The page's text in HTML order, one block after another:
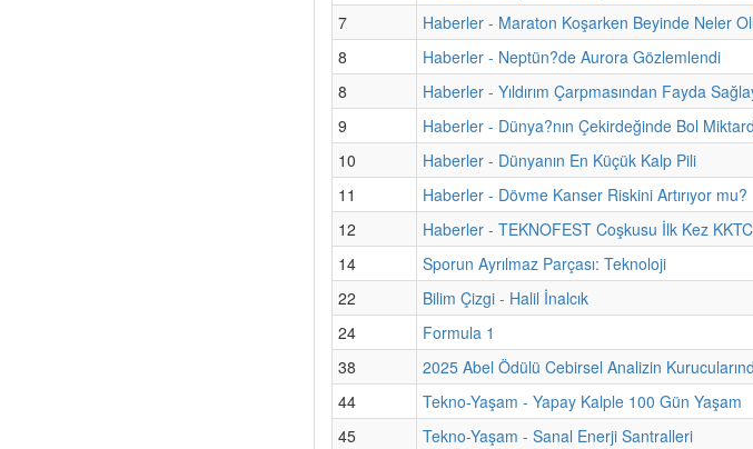
7
Haberler - Maraton Koşarken Beyinde Neler
8
Haberler - Neptün?de Aurora Gözlemlendi
8
Haberler - Yıldırım Çarpmasından Fayda
9
Haberler - Dünya?nın Çekirdeğinde Bol
10
Haberler - Dünyanın En Küçük Kalp Pili
11
Haberler - Dövme Kanser Riskini Artırıyor mu?
12
Haberler - TEKNOFEST Coşkusu İlk Kez
14
Sporun Ayrılmaz Parçası: Teknoloji
22
Bilim Çizgi - Halil İnalcık
24
Formula 1
38
2025 Abel Ödülü Cebirsel Analizin
44
Tekno-Yaşam - Yapay Kalple 100 Gün Yaşam
45
Tekno-Yaşam - Sanal Enerji Santralleri